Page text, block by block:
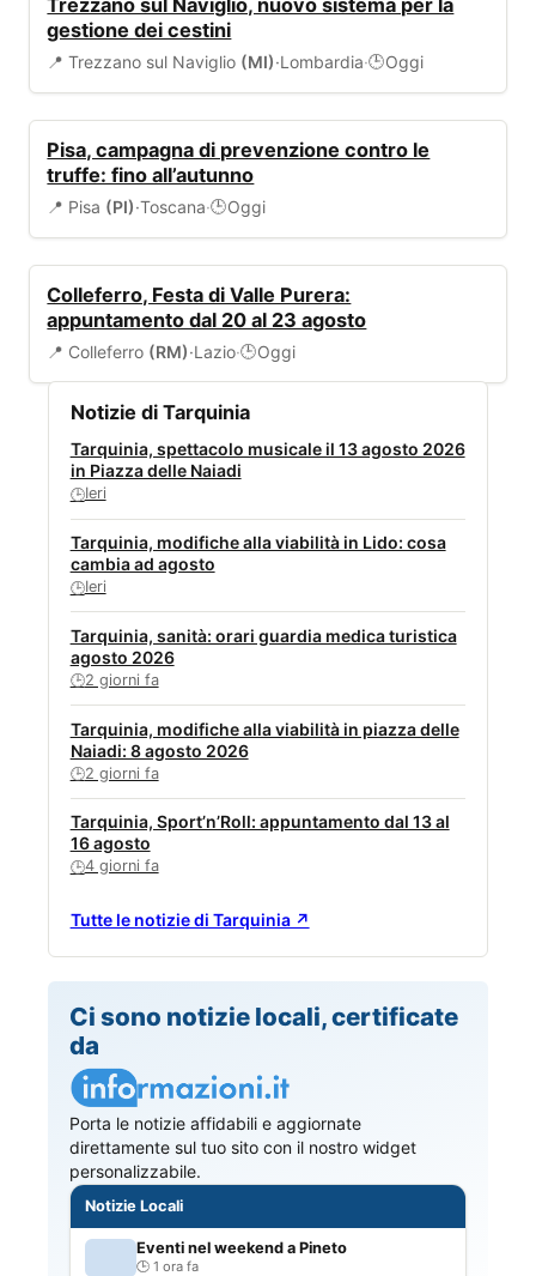
Trezzano sul Naviglio, nuovo sistema per la
gestione dei cestini
📍 Trezzano sul Naviglio (MI)·Lombardia·🕒Oggi
Pisa, campagna di prevenzione contro le
truffe: fino all’autunno
📍 Pisa (PI)·Toscana·🕒Oggi
Colleferro, Festa di Valle Purera:
appuntamento dal 20 al 23 agosto
📍 Colleferro (RM)·Lazio·🕒Oggi
Notizie di Tarquinia
Tarquinia, spettacolo musicale il 13 agosto 2026
in Piazza delle Naiadi
🕒Ieri
Tarquinia, modifiche alla viabilità in Lido: cosa
cambia ad agosto
🕒Ieri
Tarquinia, sanità: orari guardia medica turistica
agosto 2026
🕒2 giorni fa
Tarquinia, modifiche alla viabilità in piazza delle
Naiadi: 8 agosto 2026
🕒2 giorni fa
Tarquinia, Sport’n’Roll: appuntamento dal 13 al
16 agosto
🕒4 giorni fa
Tutte le notizie di Tarquinia ↗
Ci sono notizie locali, certificate
da
Porta le notizie affidabili e aggiornate
direttamente sul tuo sito con il nostro widget
personalizzabile.
Notizie Locali
Eventi nel weekend a Pineto
1 ora fa